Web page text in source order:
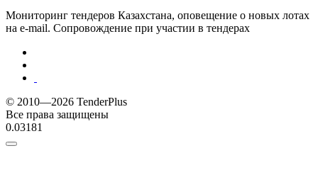
Мониторинг тендеров Казахстана, оповещение о новых лотах
на e-mail. Сопровождение при участии в тендерах
© 2010—2026 TenderPlus
Все права защищены
0.03181